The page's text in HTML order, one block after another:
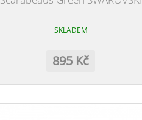
SKLADEM
895 Kč